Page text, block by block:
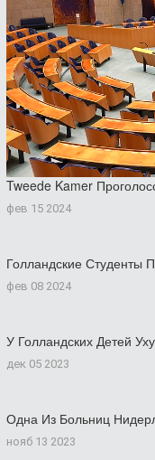
Tweede Kamer
фев 15 2024
Голландские Студенты
фев 08 2024
У Голландских Детей
дек 05 2023
Одна Из Больниц
нояб 13 2023